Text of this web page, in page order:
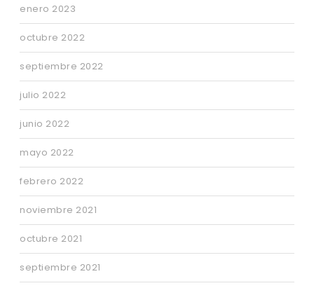
enero 2023
octubre 2022
septiembre 2022
julio 2022
junio 2022
mayo 2022
febrero 2022
noviembre 2021
octubre 2021
septiembre 2021